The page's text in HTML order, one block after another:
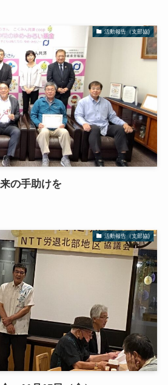
活動報告（支部協)
の手助けを
活動報告（支部協)